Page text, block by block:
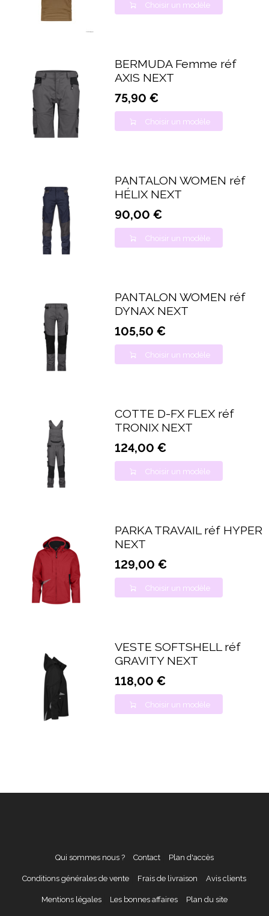
Choisir un modèle
BERMUDA Femme réf
AXIS NEXT
75,90 €
Choisir un modèle
PANTALON WOMEN réf
HÉLIX NEXT
90,00 €
Choisir un modèle
PANTALON WOMEN réf
DYNAX NEXT
105,50 €
Choisir un modèle
COTTE D-FX FLEX réf
TRONIX NEXT
124,00 €
Choisir un modèle
PARKA TRAVAIL réf HYPER
NEXT
129,00 €
Choisir un modèle
VESTE SOFTSHELL réf
GRAVITY NEXT
118,00 €
Choisir un modèle
Qui sommes nous ? Contact Plan d'accès
Conditions générales de vente Frais de livraison Avis clients
Mentions légales Les bonnes affaires Plan du site